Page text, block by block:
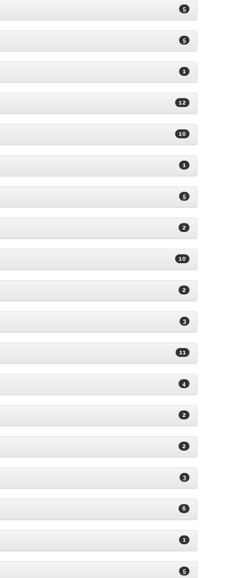
5
5
1
12
10
1
5
2
10
2
3
11
4
2
2
3
6
1
5